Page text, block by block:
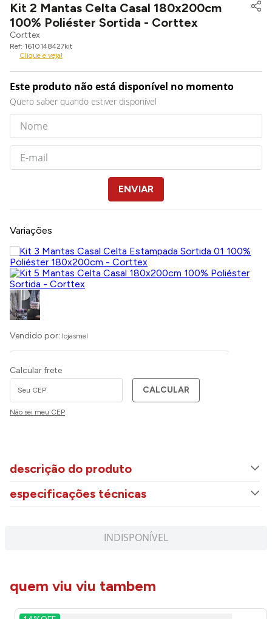
Kit 2 Mantas Celta Casal 180x200cm
100% Poliéster Sortida - Corttex
Corttex
1610148427kit
Clique e veja!
Este produto não está disponível no momento
Quero saber quando estiver disponível
ENVIAR
Variações
Vendido por: lojasmel
Calcular frete
CALCULAR
Não sei meu CEP
descrição do produto
especificações técnicas
INDISPONÍVEL
quem viu viu tambem